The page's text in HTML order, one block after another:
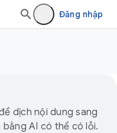
Đăng nhập
dịch nội dung sang
AI có thể có lỗi.